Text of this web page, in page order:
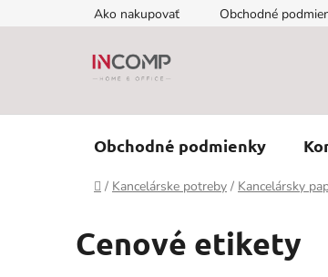
na
Ako nakupovať Obchodné
Obchodné podmienky
Domov
/ Kancelárske potreby / Kancelársky
Cenové etikety